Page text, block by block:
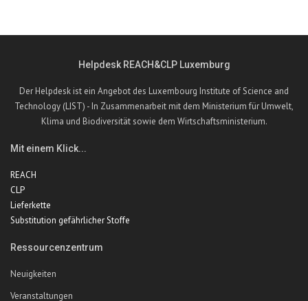
Helpdesk REACH&CLP Luxemburg
Der Helpdesk ist ein Angebot des Luxembourg Institute of Science and
Technology (LIST) - In Zusammenarbeit mit dem Ministerium für Umwelt,
Klima und Biodiversität sowie dem Wirtschaftsministerium.
Mit einem Klick...
REACH
CLP
Lieferkette
Substitution gefährlicher Stoffe
Ressourcenzentrum
Neuigkeiten
Veranstaltungen